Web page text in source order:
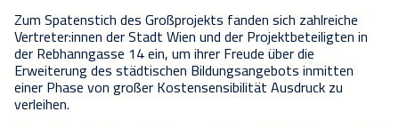
Zum Spatenstich des Großprojekts fanden sich zahlreiche
Vertreter:innen der Stadt Wien und der Projektbeteiligtenin
der Rebhanngasse 14 ein, um ihrer Freude über die
Erweiterung des städtischen Bildungsangebots inmitten
einer Phase von großer Kostensensibilität Ausdruck zu
verleihen.